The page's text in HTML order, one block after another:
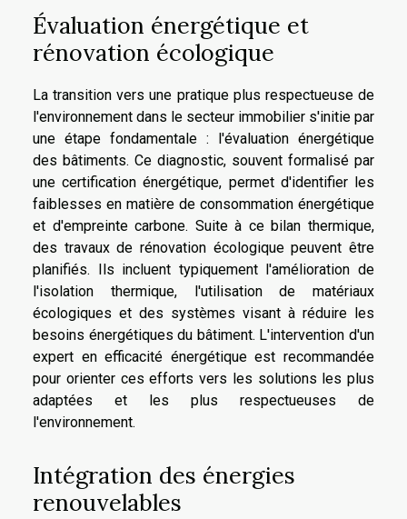
Évaluation énergétique et
rénovation écologique
La transition vers une pratique plus respectueuse de
l'environnement dans le secteur immobilier s'initie par
une étape fondamentale : l'évaluation énergétique
des bâtiments. Ce diagnostic, souvent formalisé par
une certification énergétique, permet d'identifier les
faiblesses en matière de consommation énergétique
et d'empreinte carbone. Suite à ce bilan thermique,
des travaux de rénovation écologique peuvent être
planifiés. Ils incluent typiquement l'amélioration de
l'isolation thermique, l'utilisation de matériaux
écologiques et des systèmes visant à réduire les
besoins énergétiques du bâtiment. L'intervention d'un
expert en efficacité énergétique est recommandée
pour orienter ces efforts vers les solutions les plus
adaptées et les plus respectueuses de
l'environnement.
Intégration des énergies
renouvelables